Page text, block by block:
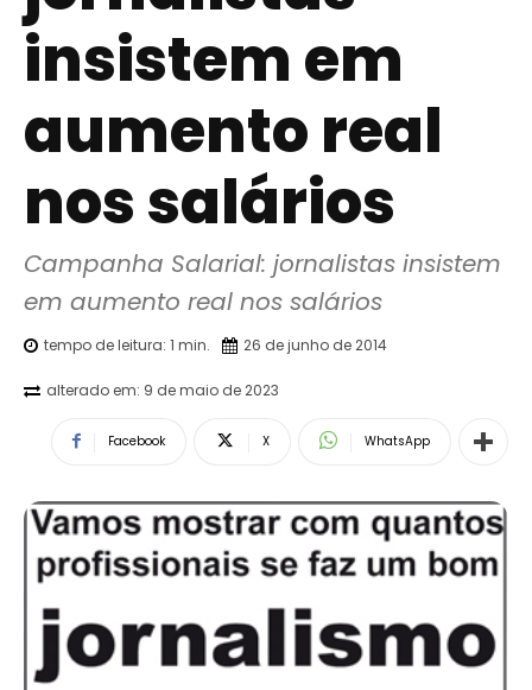
insistem em
aumento real
nos salários
Campanha Salarial: jornalistas insistem
em aumento real nos salários
tempo de leitura: 1 min. 26 de junho de 2014
alterado em: 9 de maio de 2023
Facebook X WhatsApp